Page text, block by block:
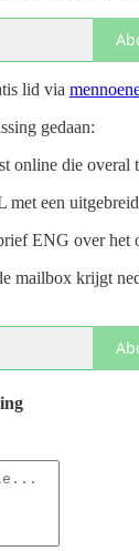
lid via
gedaan:
die overal
met een
ENG over het
mailbox krijgt